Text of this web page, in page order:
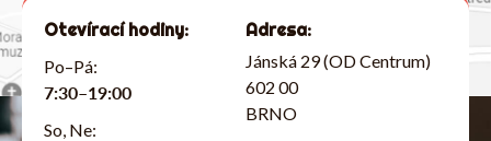
Otevírací hodiny:
Po–Pá:
7:30–19:00
So, Ne:
Adresa:
Jánská 29 (OD Centrum)
602 00
BRNO